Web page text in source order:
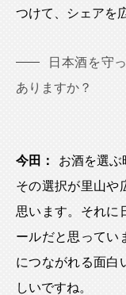
つけて、シェアを
日本酒を守
ありますか？
今田：
お酒を選ぶ
その選択が里山や
思います。それに
ールだと思ってい
につながれる面白
しいですね。